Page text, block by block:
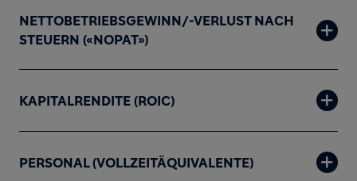
NETTOBETRIEBSGEWINN/-VERLUST NACH
STEUERN («NOPAT»)
KAPITALRENDITE (ROIC)
PERSONAL (VOLLZEITÄQUIVALENTE)